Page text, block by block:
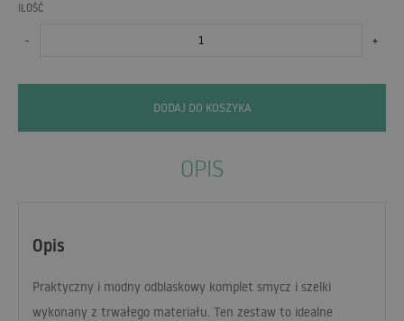
ILOŚĆ
- +
DODAJ DO KOSZYKA
OPIS
Opis
Praktyczny i modny odblaskowy komplet smycz i szelki
wykonany z trwałego materiału. Ten zestaw to idealne